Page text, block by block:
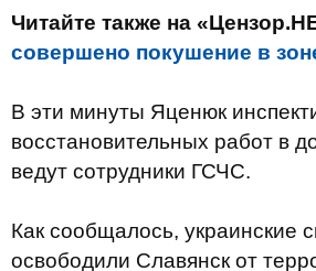
Читайте также на
совершено покушение в
В эти минуты Яценюк
восстановительных работ в
ведут сотрудники ГСЧС.
Как сообщалось, украинские
освободили Славянск от